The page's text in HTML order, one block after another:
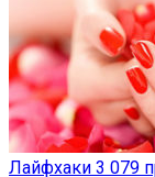
Лайфхаки 3 079